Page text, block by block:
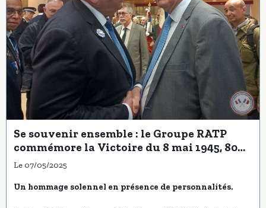
Se souvenir ensemble : le Groupe RATP
commémore la Victoire du 8 mai 1945, 80
ans après
Le 07/05/2025
Un hommage solennel en présence de personnalités.